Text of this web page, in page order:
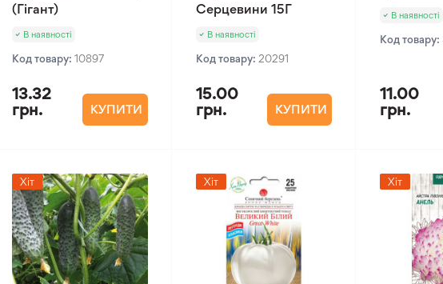
(Гігант)
В наявності
Код товару: 10897
13.32
грн.
КУПИТИ
Серцевини 15Г
В наявності
Код товару: 20291
15.00
грн.
КУПИТИ
В наявності
Код товару:
11.00
грн.
Хіт Хіт Хіт